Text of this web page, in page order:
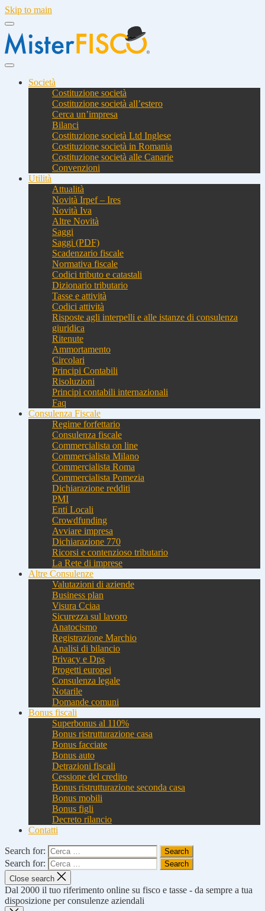
Skip to main
Società
Costituzione società
Costituzione società all’estero
Cerca un’impresa
Bilanci
Costituzione società Ltd Inglese
Costituzione società in Romania
Costituzione società alle Canarie
Convenzioni
Utilità
Attualità
Novità Irpef – Ires
Novità Iva
Altre Novità
Saggi
Saggi (PDF)
Scadenzario fiscale
Normativa fiscale
Codici tributo e catastali
Dizionario tributario
Tasse e attività
Codici attività
Risposte agli interpelli e alle istanze di consulenza
giuridica
Ritenute
Ammortamento
Circolari
Principi Contabili
Risoluzioni
Principi contabili internazionali
Faq
Consulenza Fiscale
Regime forfettario
Consulenza fiscale
Commercialista on line
Commercialista Milano
Commercialista Roma
Commercialista Pomezia
Dichiarazione redditi
PMI
Enti Locali
Crowdfunding
Avviare impresa
Dichiarazione 770
Ricorsi e contenzioso tributario
La Rete di imprese
Altre Consulenze
Valutazioni di aziende
Business plan
Visura Cciaa
Sicurezza sul lavoro
Anatocismo
Registrazione Marchio
Analisi di bilancio
Privacy e Dps
Progetti europei
Consulenza legale
Notarile
Domande comuni
Bonus fiscali
Superbonus al 110%
Bonus ristrutturazione casa
Bonus facciate
Bonus auto
Detrazioni fiscali
Cessione del credito
Bonus ristrutturazione seconda casa
Bonus mobili
Bonus figli
Decreto rilancio
Contatti
Search for:
Search for:
Close search
Dal 2000 il tuo riferimento online su fisco e tasse - da sempre a tua
disposizione per consulenze aziendali